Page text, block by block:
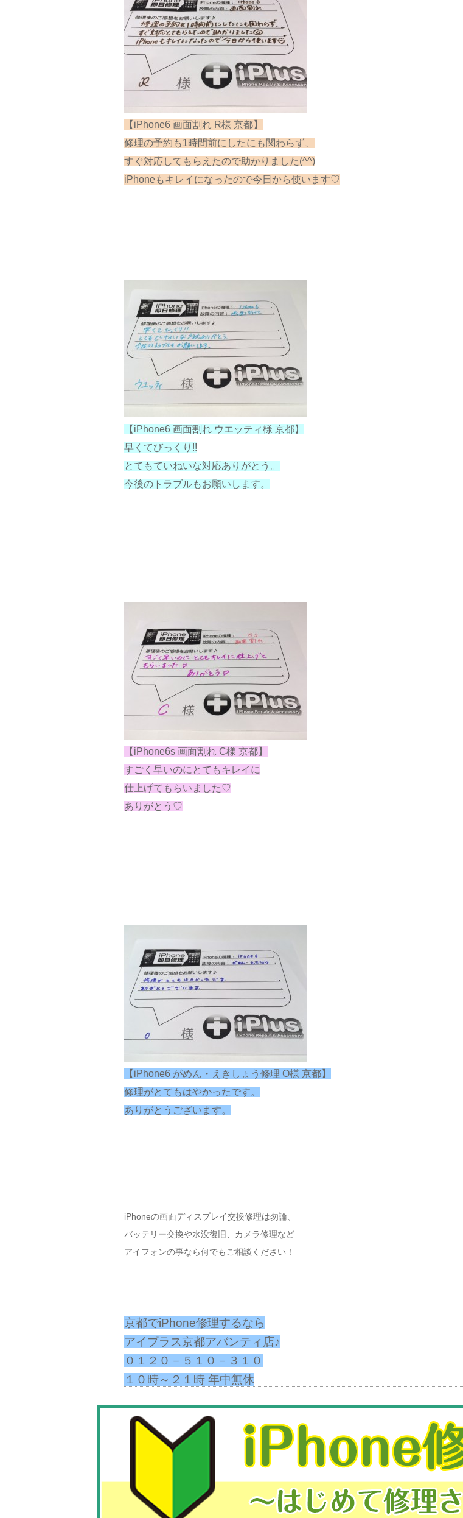
【iPhone6 画面割れ R様 京都】
修理の予約も1時間前にしたにも関わらず、
すぐ対応してもらえたので助かりました(^^)
iPhoneもキレイになったので今日から使います♡
【iPhone6 画面割れ ウエッティ様 京都】
早くてびっくり!!
とてもていねいな対応ありがとう。
今後のトラブルもお願いします。
【iPhone6s 画面割れ C様 京都】
すごく早いのにとてもキレイに
仕上げてもらいました♡
ありがとう♡
【iPhone6 がめん・えきしょう修理 O様 京都】
修理がとてもはやかったです。
ありがとうございます。
iPhoneの画面ディスプレイ交換修理は勿論、
バッテリー交換や水没復旧、カメラ修理など
アイフォンの事なら何でもご相談ください！
京都でiPhone修理するなら
アイプラス京都アバンティ店♪
０１２０－５１０－３１０
１０時～２１時 年中無休